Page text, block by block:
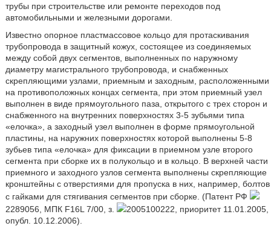
трубы при строительстве или ремонте переходов под
автомобильными и железными дорогами.
Известно опорное пластмассовое кольцо для протаскивания
трубопровода в защитный кожух, состоящее из соединяемых
между собой двух сегментов, выполненных по наружному
диаметру магистрального трубопровода, и снабженных
скрепляющими узлами, приемным и заходным, расположенными
на противоположных концах сегмента, при этом приемный узел
выполнен в виде прямоугольного паза, открытого с трех сторон и
снабженного на внутренних поверхностях 3-5 зубьями типа
«елочка», а заходный узел выполнен в форме прямоугольной
пластины, на наружних поверхностях которой выполнены 5-8
зубьев типа «елочка» для фиксации в приемном узле второго
сегмента при сборке их в полукольцо и в кольцо. В верхней части
приемного и заходного узлов сегмента выполнены скрепляющие
кронштейны с отверстиями для пропуска в них, например, болтов
с гайками для стягивания сегментов при сборке. (Патент РФ
2289056, МПК F16L 7/00, з.
2005100222, приоритет 11.01.2005,
опубл. 10.12.2006).